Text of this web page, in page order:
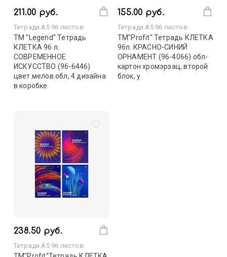
211.00 руб.
Тетради А5 96 листов
TM "Legend" Тетрадь
КЛЕТКА 96 л.
СОВРЕМЕННОЕ
ИСКУССТВО (96-6446)
цвет.мелов.обл, 4 дизайна
в коробке
155.00 руб.
Тетради А5 96 листов
TM"Profit" Тетрадь КЛЕТКА
96л. КРАСНО-СИНИЙ
ОРНАМЕНТ (96-4066) обл-
картон хромэрзац, второй
блок, у
238.50 руб.
Тетради А5 96 листов